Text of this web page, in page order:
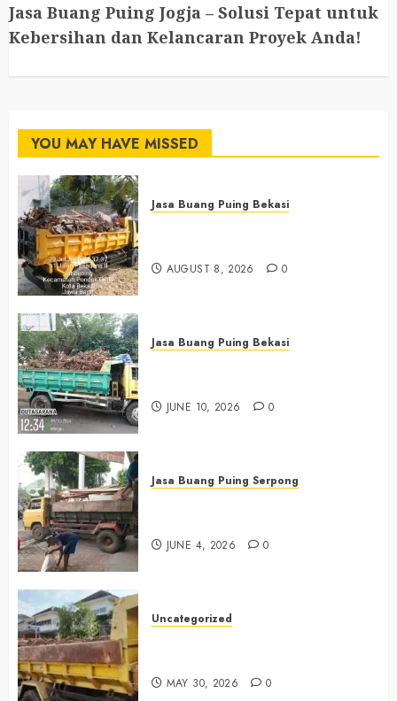
Jasa Buang Puing Jogja – Solusi Tepat untuk
Kebersihan dan Kelancaran Proyek Anda!
YOU MAY HAVE MISSED
Jasa Buang Puing Bekasi
AUGUST 8, 2026 0
Jasa Buang Puing Bekasi
JUNE 10, 2026 0
Jasa Buang Puing Serpong
JUNE 4, 2026 0
Uncategorized
MAY 30, 2026 0